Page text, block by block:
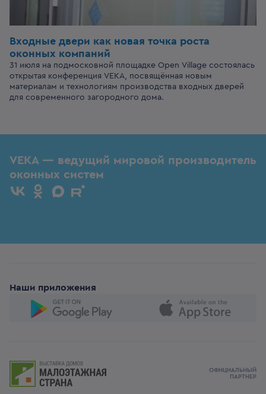
Входные двери как новая точка роста
оконных компаний
31 июля на подмосковной площадке Open Village состоялась
открытая конференция VEKA, посвящённая новым
материалам и технологиям производства входных дверей
для современного загородного дома.
VEKA — ведущий мировой производитель
оконных систем
Наши приложения
ОФИЦИАЛЬНЫЙ
ПАРТНЕР